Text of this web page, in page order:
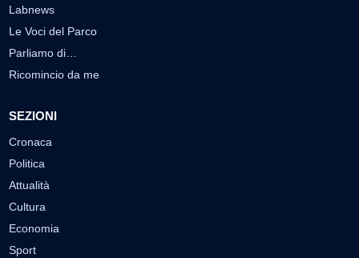
Labnews
Le Voci del Parco
Parliamo di…
Ricomincio da me
SEZIONI
Cronaca
Politica
Attualità
Cultura
Economia
Sport